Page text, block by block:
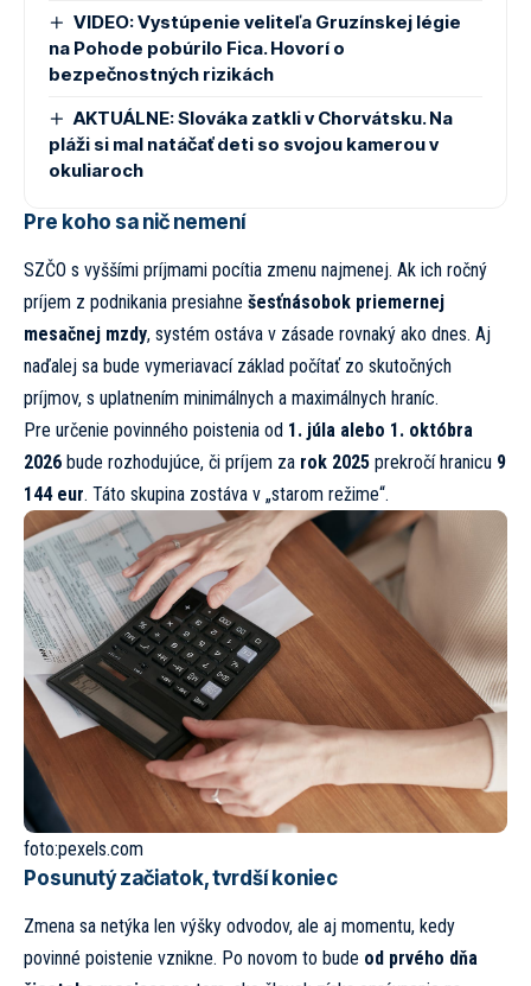
VIDEO: Vystúpenie veliteľa Gruzínskej légie
na Pohode pobúrilo Fica. Hovorí o
bezpečnostných rizikách
AKTUÁLNE: Slováka zatkli v Chorvátsku. Na
pláži si mal natáčať deti so svojou kamerou v
okuliaroch
Pre koho sa nič nemení
SZČO s vyššími príjmami pocítia zmenu najmenej. Ak ich ročný
príjem z podnikania presiahne šesťnásobok priemernej
mesačnej mzdy, systém ostáva v zásade rovnaký ako dnes. Aj
naďalej sa bude vymeriavací základ počítať zo skutočných
príjmov, s uplatnením minimálnych a maximálnych hraníc.
Pre určenie povinného poistenia od 1. júla alebo 1. októbra
2026 bude rozhodujúce, či príjem za rok 2025 prekročí hranicu 9
144 eur. Táto skupina zostáva v „starom režime“.
foto:pexels.com
Posunutý začiatok, tvrdší koniec
Zmena sa netýka len výšky odvodov, ale aj momentu, kedy
povinné poistenie vznikne. Po novom to bude od prvého dňa